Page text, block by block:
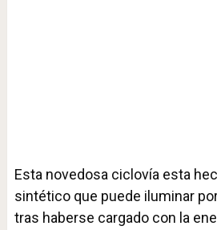
Esta novedosa ciclovía esta
sintético que puede iluminar
tras haberse cargado con la